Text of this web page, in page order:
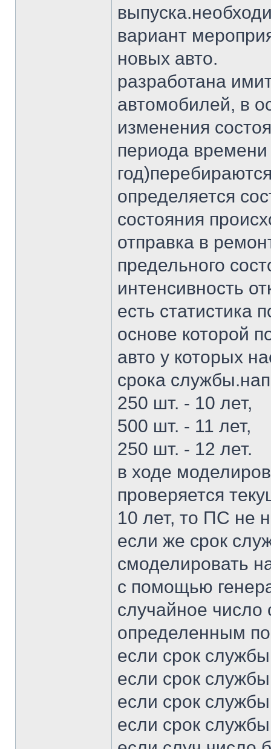
вариант
новых авто.
разработана
автомобилей, в
изменения
периода
определяется
состояния
отправка в
предельного
интенсивность
есть статистика
основе которой
авто у которых
срока
250 шт. - 10 лет,
500 шт. - 11 лет,
250 шт. - 12 лет.
в ходе
проверяется
10 лет, то ПС не
если же срок
смоделировать
с помощью
случайное число
определенным
если срок
если срок
если срок
если срок